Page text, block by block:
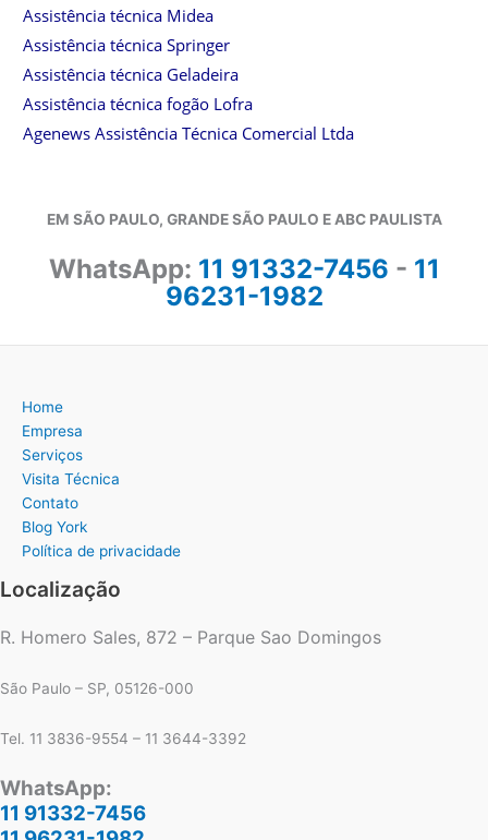
Assistência técnica Midea
Assistência técnica Springer
Assistência técnica Geladeira
Assistência técnica fogão Lofra
Agenews Assistência Técnica Comercial Ltda
EM SÃO PAULO, GRANDE SÃO PAULO E ABC PAULISTA
WhatsApp: 11 91332-7456 - 11
96231-1982
Home
Empresa
Serviços
Visita Técnica
Contato
Blog York
Política de privacidade
Localização
R. Homero Sales, 872 – Parque Sao Domingos
São Paulo – SP, 05126-000
Tel. 11 3836-9554 – 11 3644-3392
WhatsApp:
11 91332-7456